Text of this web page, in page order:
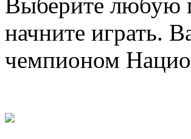
Выберите любую
начните играть.
чемпионом